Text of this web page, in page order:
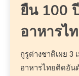
ยืน 100
อาหารไ
กูรูต่างชาติเผย 3
อาหารไทยติดอัน